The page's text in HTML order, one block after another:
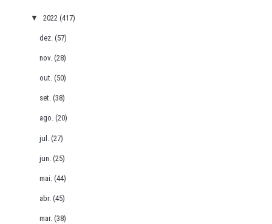
▼ 2022 (417)
dez.(57)
nov.(28)
out.(50)
set.(38)
ago.(20)
jul.(27)
jun.(25)
mai.(44)
abr.(45)
mar.(38)